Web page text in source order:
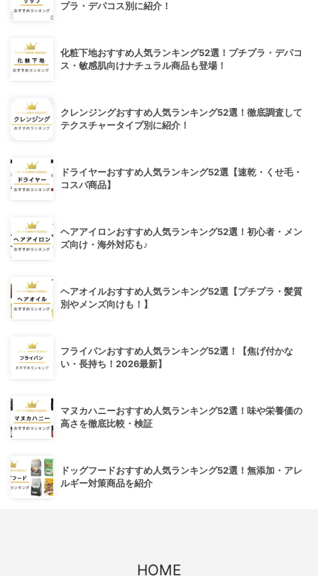
プラ・デパコス別に紹介！
化粧下地おすすめ人気ランキング52選！プチプラ・デパコ
ス・敏感肌向けナチュラル商品も登場！
クレンジングおすすめ人気ランキング52選！徹底調査して
テクスチャータイプ別に紹介！
ドライヤーおすすめ人気ランキング52選【速乾・くせ毛・
コスパ商品】
ヘアアイロンおすすめ人気ランキング52選！初心者・メン
ズ向け・海外対応も♪
ヘアオイルおすすめ人気ランキング52選【プチプラ・髪質
別やメンズ向けも！】
フライパンおすすめ人気ランキング52選！【焦げ付かな
い・長持ち！2026最新】
マヌカハニーおすすめ人気ランキング52選！味や栄養価の
高さを徹底比較・検証
ドッグフードおすすめ人気ランキング52選！無添加・アレ
ルギー対策商品を紹介
HOME